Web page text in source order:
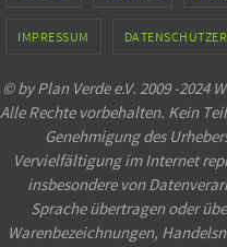
IMPRESSUM
© by Plan Verde e.V. 2009 -2024
Alle Rechte vorbehalten. Kein
Genehmigung des
Vervielfältigung im Internet
insbesondere von
Sprache übertragen oder
Warenbezeichnungen,